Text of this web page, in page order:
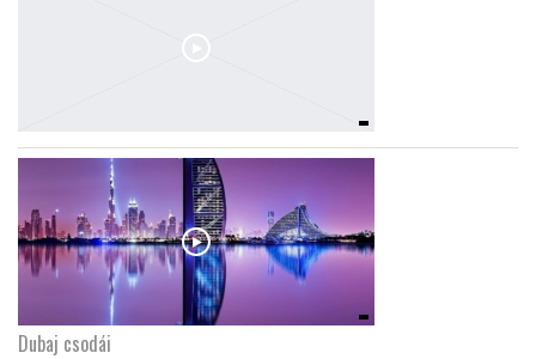
Dubaj csodái